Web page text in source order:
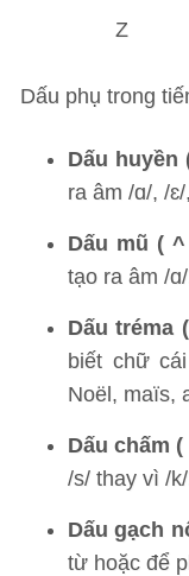
Z
Dấu phụ trong
Dấu huyền
ra âm /ɑ/, /
Dấu mũ (
tạo ra âm /
Dấu tréma
biết chữ
Noël, maïs,
Dấu chấm (
/s/ thay vì /
Dấu gạch
từ hoặc để